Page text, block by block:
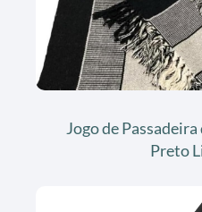
Jogo de
Preto